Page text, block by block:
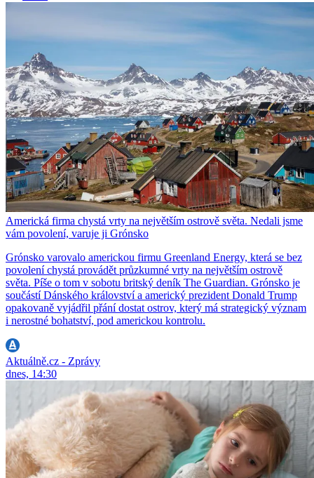
Americká firma chystá vrty na největším ostrově světa. Nedali jsme
vám povolení, varuje ji Grónsko
Grónsko varovalo americkou firmu Greenland Energy, která se bez
povolení chystá provádět průzkumné vrty na největším ostrově
světa. Píše o tom v sobotu britský deník The Guardian. Grónsko je
součástí Dánského království a americký prezident Donald Trump
opakovaně vyjádřil přání dostat ostrov, který má strategický význam
i nerostné bohatství, pod americkou kontrolu.
Aktuálně.cz - Zprávy
dnes, 14:30